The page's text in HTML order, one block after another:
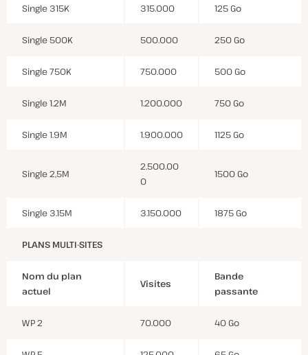
Single 315K 315.000 125 Go
Single 500K 500.000 250 Go
Single 750K 750.000 500 Go
Single 1.2M 1.200.000 750 Go
Single 1.9M 1.900.000 1125 Go
Single 2,5M
2.500.00
0
1500 Go
Single 3.15M 3.150.000 1875 Go
PLANS MULTI-SITES
Nom du plan
actuel
Visites
Bande
passante
WP 2 70.000 40 Go